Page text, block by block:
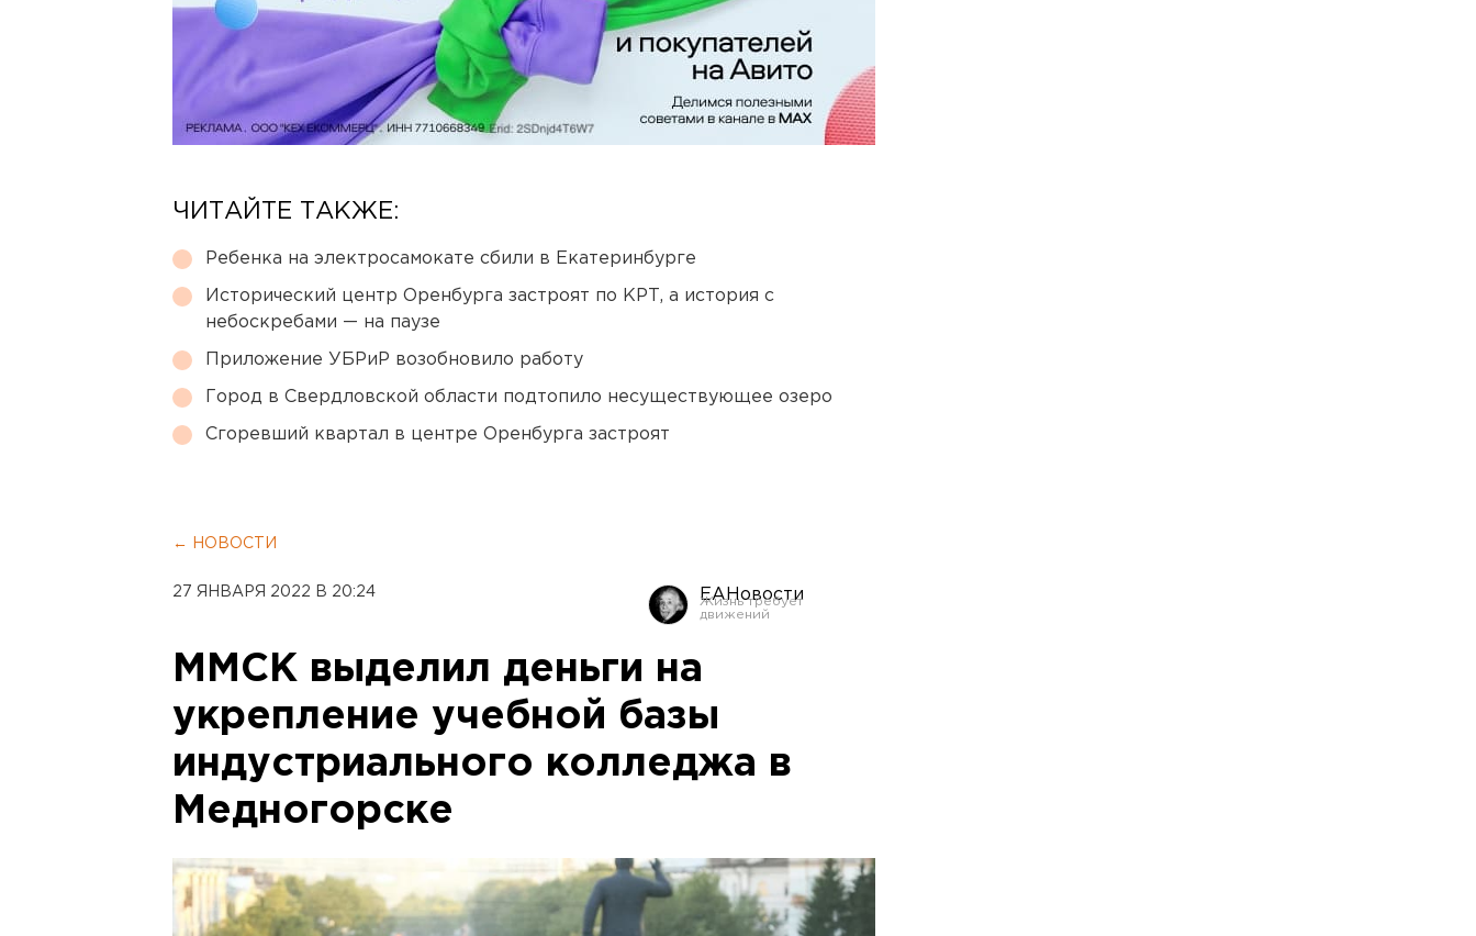
ЧИТАЙТЕ ТАКЖЕ:
Ребенка на электросамокате сбили в Екатеринбурге
Исторический центр Оренбурга застроят по КРТ, а история с
небоскребами — на паузе
Приложение УБРиР возобновило работу
Город в Свердловской области подтопило несуществующее озеро
Сгоревший квартал в центре Оренбурга застроят
← НОВОСТИ
27 ЯНВАРЯ 2022 В 20:24 ЕАНовости
ММСК выделил деньги на
укрепление учебной базы
индустриального колледжа в
Медногорске